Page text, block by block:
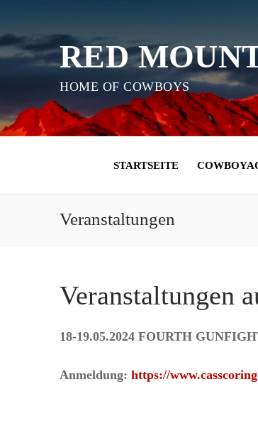
springen
RED
HOME OF COWBOYS
STARTSEITE
Veranstaltungen
Veranstaltungen
18-19.05.2024 FOURTH
Anmeldung: https://